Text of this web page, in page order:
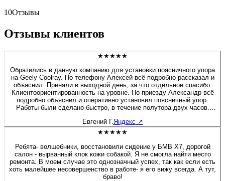
10Отзывы
Отзывы клиентов
★★★★★
Обратились в данную компанию для установки поясничного упора
на Geely Coolray. По телефону Алексей всё подробно рассказал и
объяснил. Приняли в выходной день, за что отдельное спасибо.
Клиентоориентированность на уровне. По приезду Александр всё
подробно объяснил и оперативно установил поясничный упор.
Работы были сделано быстро, в течение полутора двух часов.
перешивом и модернизацией салона, детейлингом, то обязательно
обращусь в данную компанию. Алексей спасибо Вам и
Евгений Г.Яндекс ↗
★★★★★
Ребята- волшебники, восстановили сидение у БМВ Х7, дорогой
салон - вырванный клок кожи собакой. Я не смогла найти место
ремонта. В моем случае это однозначный успех, так как если есть
хоть малейшее несовершенство в работе- я его вижу всегда. А тут,
браво!